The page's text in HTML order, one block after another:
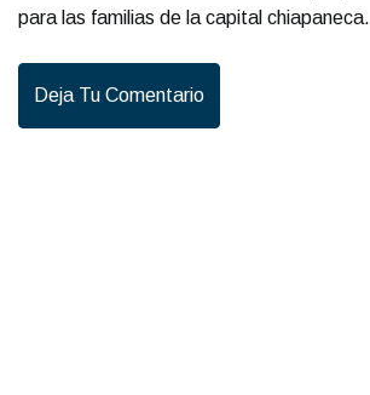
para las familias de la capital chiapaneca.
Deja Tu Comentario